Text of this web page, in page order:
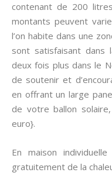
contenant de 200
montants peuvent
l’on habite dans une
sont satisfaisant
deux fois plus dans le
de soutenir et
en offrant un large
de votre ballon
euro}.
En maison
gratuitement de la